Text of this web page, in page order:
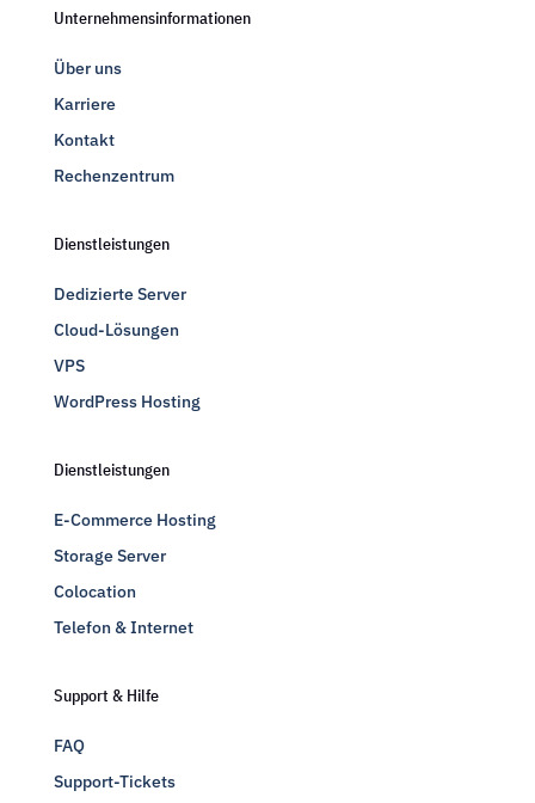
Unternehmensinformationen
Über uns
Karriere
Kontakt
Rechenzentrum
Dienstleistungen
Dedizierte Server
Cloud-Lösungen
VPS
WordPress Hosting
Dienstleistungen
E-Commerce Hosting
Storage Server
Colocation
Telefon & Internet
Support & Hilfe
FAQ
Support-Tickets